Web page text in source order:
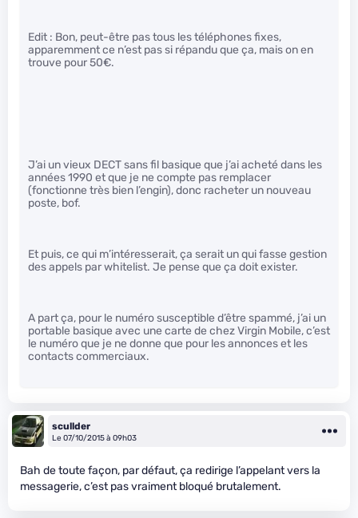
Edit : Bon, peut-être pas tous les téléphones fixes,
apparemment ce n’est pas si répandu que ça, mais on en
trouve pour 50€.
J’ai un vieux DECT sans fil basique que j’ai acheté dans les
années 1990 et que je ne compte pas remplacer
(fonctionne très bien l’engin), donc racheter un nouveau
poste, bof.
Et puis, ce qui m’intéresserait, ça serait un qui fasse gestion
des appels par whitelist. Je pense que ça doit exister.
A part ça, pour le numéro susceptible d’être spammé, j’ai un
portable basique avec une carte de chez Virgin Mobile, c’est
le numéro que je ne donne que pour les annonces et les
contacts commerciaux.
scullder
Le 07/10/2015 à 09h03
Bah de toute façon, par défaut, ça redirige l’appelant vers la
messagerie, c’est pas vraiment bloqué brutalement.